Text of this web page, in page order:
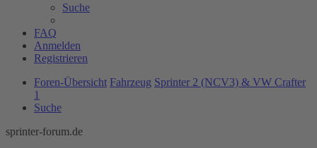
Suche
FAQ
Anmelden
Registrieren
Foren-Übersicht Fahrzeug Sprinter 2 (NCV3) & VW Crafter
1
Suche
sprinter-forum.de